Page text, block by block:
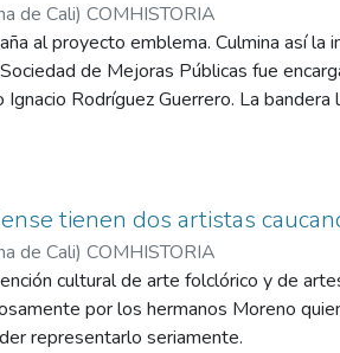
de Cali) COMHISTORIA
al proyecto emblema. Culmina así la
de Mejoras Públicas fue
Rodríguez Guerrero. La
tienen dos artistas
de Cali) COMHISTORIA
cultural de arte folclórico y de
por los hermanos Moreno
representarlo seriamente.